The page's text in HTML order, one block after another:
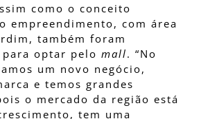
como o conceito
empreendimento, com área
também foram
optar pelo mall. “No
um novo negócio,
e temos grandes
o mercado da região está
tem uma